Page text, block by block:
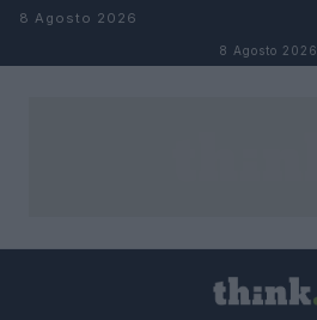
Salta al contenuto
8 Agosto 2026
8 Agosto 2026